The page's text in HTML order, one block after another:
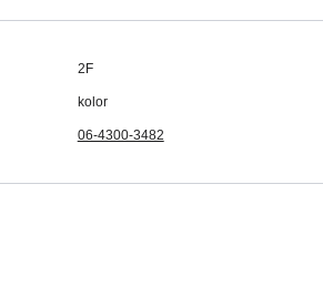
2F
kolor
06-4300-3482